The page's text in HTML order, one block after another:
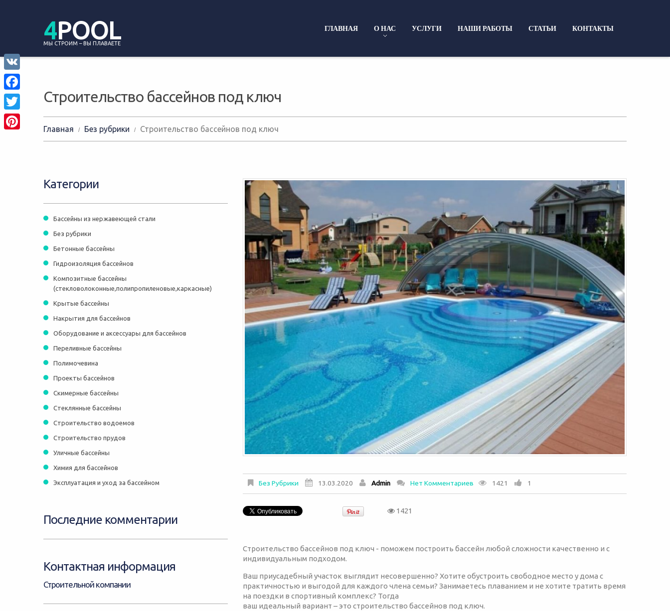
4POOL
МЫ СТРОИМ – ВЫ ПЛАВАЕТЕ
ГЛАВНАЯ О НАС УСЛУГИ НАШИ РАБОТЫ СТАТЬИ КОНТАКТЫ
Строительство бассейнов под ключ
Главная Без рубрики Строительство бассейнов под ключ
Без Рубрики 13.03.2020 Admin Нет Комментариев 1421 1
1421
Строительство бассейнов под ключ - поможем построить бассейн любой сложности качественно и с
индивидуальным подходом.
Ваш приусадебный участок выглядит несовершенно? Хотите обустроить свободное место у дома с
практичностью и выгодой для каждого члена семьи? Занимаетесь плаванием и не хотите тратить время
на поездки в спортивный комплекс? Тогда
ваш идеальный вариант – это строительство бассейнов под ключ.
Категории
Бассейны из нержавеющей стали
Без рубрики
Бетонные бассейны
Гидроизоляция бассейнов
Композитные бассейны
(стекловолоконные,полипропиленовые,каркасные)
Крытые бассейны
Накрытия для бассейнов
Оборудование и аксессуары для бассейнов
Переливные бассейны
Полимочевина
Проекты бассейнов
Скимерные бассейны
Стеклянные бассейны
Строительство водоемов
Строительство прудов
Уличные бассейны
Химия для бассейнов
Эксплуатация и уход за бассейном
Последние комментарии
Контактная информация
Строительной компании
VK
Facebook
Twitter